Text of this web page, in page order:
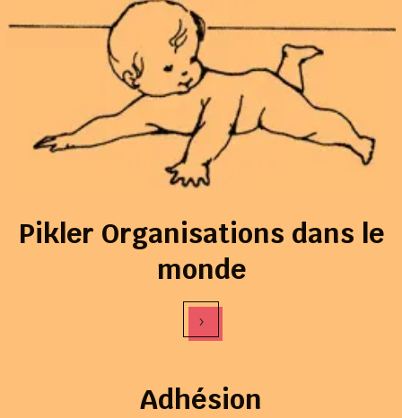
Pikler Organisations dans le
monde
›
Adhésion